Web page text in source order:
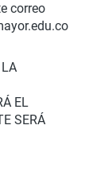
correo
EL
SERÁ